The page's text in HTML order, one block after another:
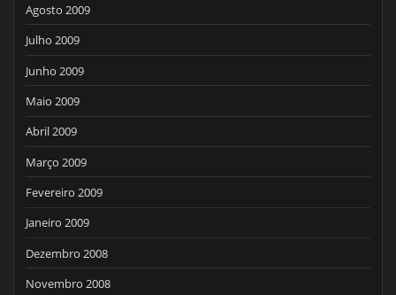
Agosto 2009
Julho 2009
Junho 2009
Maio 2009
Abril 2009
Março 2009
Fevereiro 2009
Janeiro 2009
Dezembro 2008
Novembro 2008